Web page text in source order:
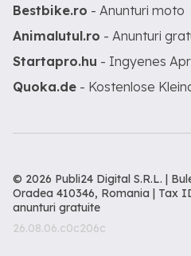
Bestbike.ro - Anunturi moto
Animalutul.ro - Anunturi
Startapro.hu - Ingyenes
Quoka.de - Kostenlose
© 2026 Publi24 Digital S.R.L. |
Oradea 410346, Romania | Tax
anunturi gratuite
26.08.06.c0c206c